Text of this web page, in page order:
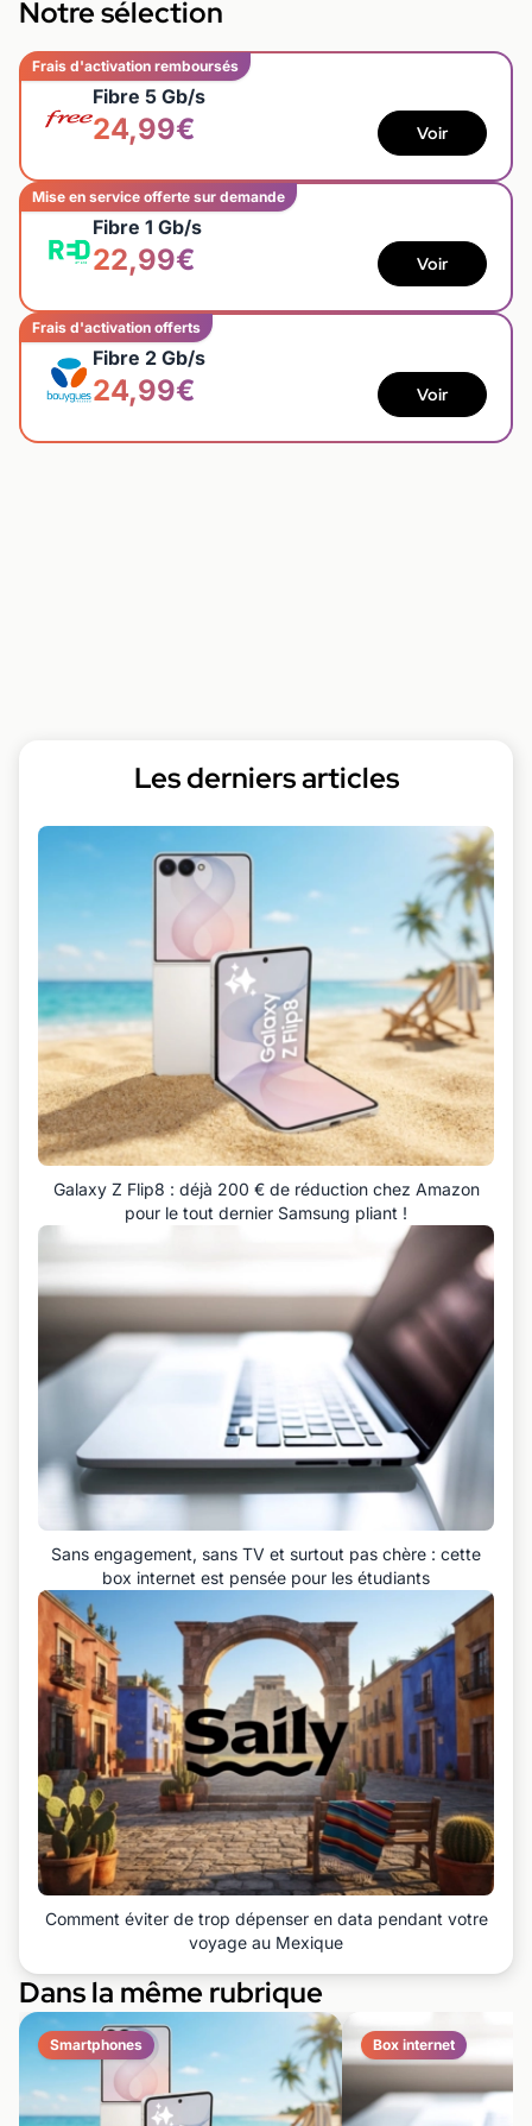
Notre sélection
Frais d'activation remboursés
Fibre 5 Gb/s
24,99€ Voir
Mise en service offerte sur demande
Fibre 1 Gb/s
22,99€ Voir
Frais d'activation offerts
Fibre 2 Gb/s
24,99€ Voir
Les derniers articles
Galaxy Z Flip8 : déjà 200 € de réduction chez Amazon
pour le tout dernier Samsung pliant !
Sans engagement, sans TV et surtout pas chère : cette
box internet est pensée pour les étudiants
Comment éviter de trop dépenser en data pendant votre
voyage au Mexique
Dans la même rubrique
Smartphones Box internet